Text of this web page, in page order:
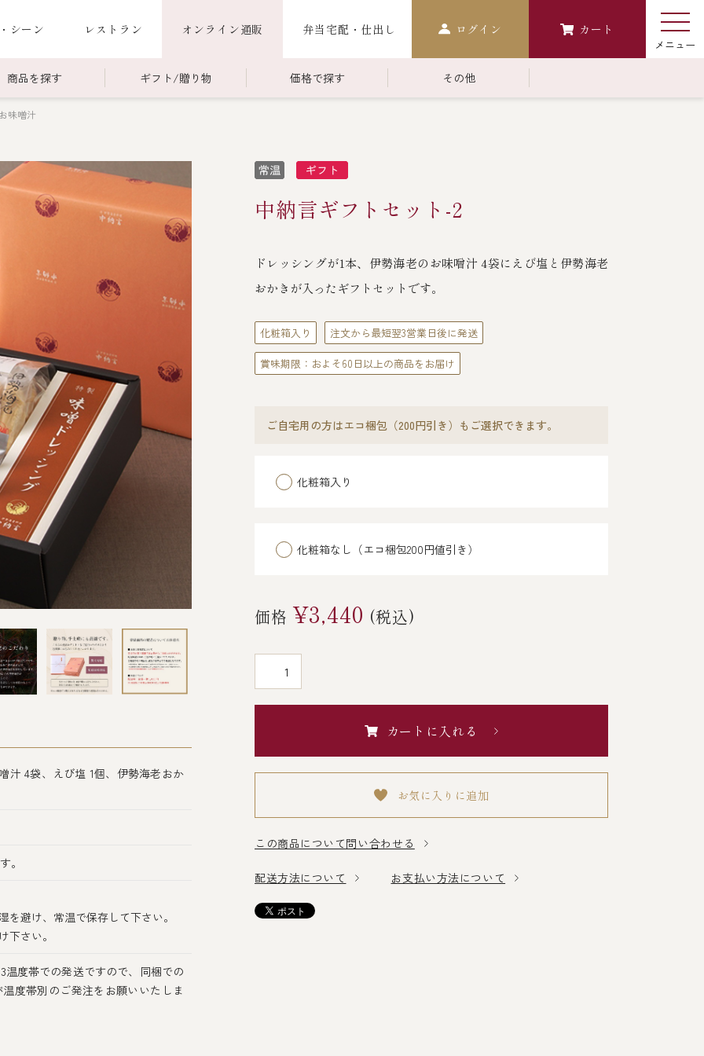
シーン レストラン オンライン通販 弁当宅配・仕出し ログイン カート
商品を探す
ごちそう重 還暦重 誕生日重 お食い初め重
お味噌汁
生おせち おせち冷凍
調味料
中納言 鉄板焼ひかり
ギフト/贈り物 価格で探す
～
その他
商品
味噌汁
汁 4袋、えび塩 1個、伊勢海老おか
。
避け、常温で保存して下さい。
下さい。
度帯での発送ですので、同梱での
度帯別のご発注をお願いいたしま
中納言ギフトセット-2
ドレッシングが1本、伊勢海老のお味噌汁 4袋にえび塩と伊勢海老
おかきが入ったギフトセットです。
化粧箱入り 注文から最短翌3営業日後に発送
賞味期限：およそ60日以上の商品をお届け
ご自宅用の方はエコ梱包（200円引き）もご選択できます。
化粧箱入り
化粧箱なし（エコ梱包200円値引き）
価格 ¥3,440 (税込)
カートに入れる
お気に入りに追加
この商品について問い合わせる
配送方法について お支払い方法について